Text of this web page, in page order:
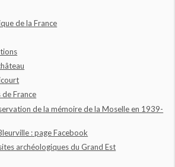
de la France
de France
de la mémoire de la Moselle en 1939-
: page Facebook
archéologiques du Grand Est